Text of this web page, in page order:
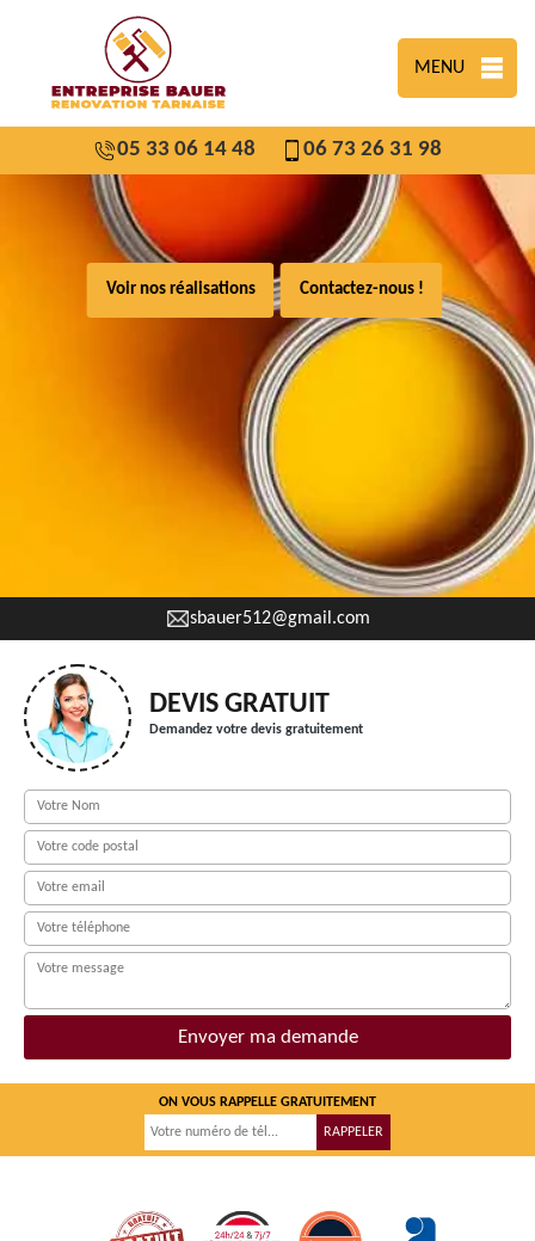
MENU
05 33 06 14 48 06 73 26 31 98
Voir nos réalisations Contactez-nous !
sbauer512@gmail.com
DEVIS GRATUIT
Demandez votre devis gratuitement
ON VOUS RAPPELLE GRATUITEMENT